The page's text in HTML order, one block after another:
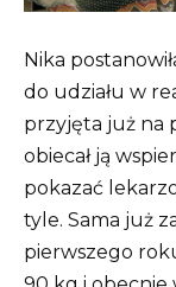
Nika
do udziału w
przyjęta już na
obiecał ją
pokazać
tyle. Sama już
pierwszego